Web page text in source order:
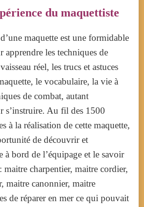
du maquettiste
maquette est une formidable
les techniques de
réel, les trucs et astuces
le vocabulaire, la vie à
de combat, autant
s’instruire. Au fil des 1500
à la réalisation de cette maquette,
de découvrir et
à bord de l’équipage et le savoir
maitre charpentier, maitre cordier,
maitre canonnier, maitre
de réparer en mer ce qui pouvait